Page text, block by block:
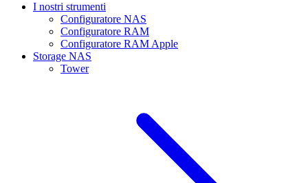
I nostri strumenti
Configuratore NAS
Configuratore RAM
Configuratore RAM Apple
Storage NAS
Tower